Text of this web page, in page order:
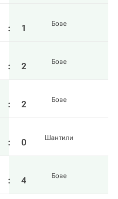
: 1 Бове
: 2 Бове
: 2 Бове
: 0 Шантили
: 4 Бове